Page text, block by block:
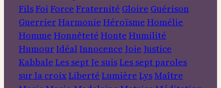
FilsFoi Force Fraternité Gloire Guérison
Guerrier Harmonie Héroïsme Homélie
Homme Honnêteté Honte Humilité
Humour Idéal Innocence Joie Justice
Kabbale Les sept Je suisLes sept paroles
sur la croixLiberté Lumière LysMaître